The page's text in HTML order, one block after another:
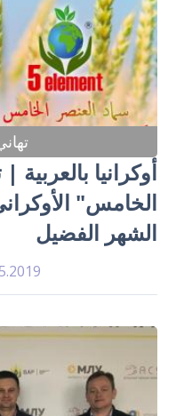
أوكرانيا
الخامس"
الشهر الفضيل
- 13:45